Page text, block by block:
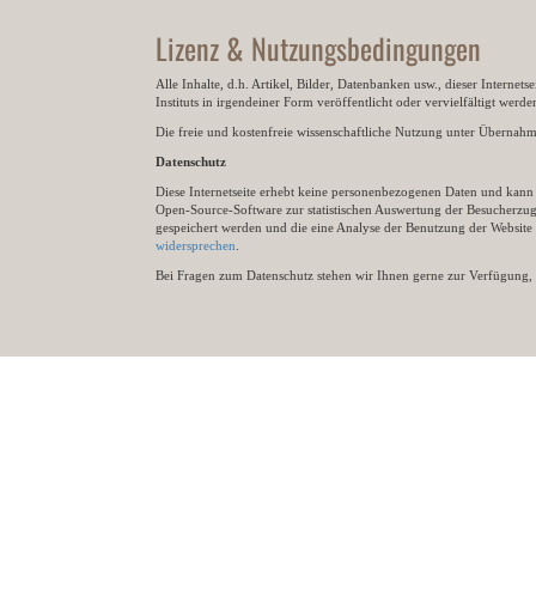
Lizenz & Nutzungsbedingungen
Alle Inhalte, d.h. Artikel, Bilder, Datenbanken usw., dieser
Instituts in irgendeiner Form veröffentlicht oder vervielfältigt
Die freie und kostenfreie wissenschaftliche Nutzung unter
Datenschutz
Diese Internetseite erhebt keine personenbezogenen Daten und
Open-Source-Software zur statistischen Auswertung der
gespeichert werden und die eine Analyse der Benutzung der
widersprechen
Bei Fragen zum Datenschutz stehen wir Ihnen gerne zur